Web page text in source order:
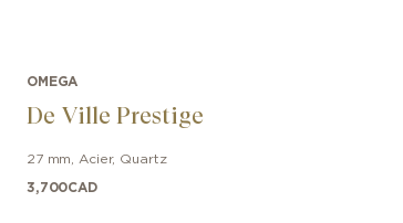
OMEGA
De Ville Prestige
27 mm Acier, Quartz
3,700CAD